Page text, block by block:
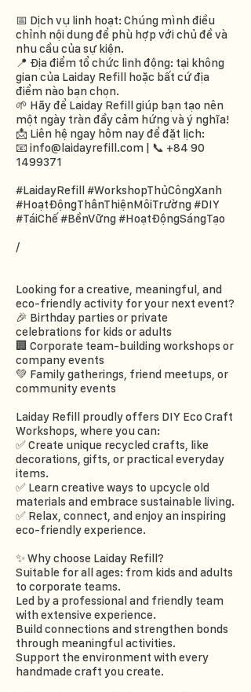
📅 Dịch vụ linh hoạt: Chúng mình điều
chỉnh nội dung để phù hợp với chủ đề và
nhu cầu của sự kiện.
📍 Địa điểm tổ chức linh động: tại không
gian của Laiday Refill hoặc bất cứ địa
điểm nào bạn chọn.
🌱 Hãy để Laiday Refill giúp bạn tạo nên
một ngày tràn đầy cảm hứng và ý nghĩa!
📩 Liên hệ ngay hôm nay để đặt lịch:
📧 info@laidayrefill.com | 📞 +84 90
1499371
#LaidayRefill #WorkshopThủCôngXanh
#HoạtĐộngThânThiệnMôiTrường #DIY
#TáiChế #BềnVững #HoạtĐộngSángTạo
/
Looking for a creative, meaningful, and
eco-friendly activity for your next event?
🎉 Birthday parties or private
celebrations for kids or adults
🏢 Corporate team-building workshops or
company events
💚 Family gatherings, friend meetups, or
community events
Laiday Refill proudly offers DIY Eco Craft
Workshops, where you can:
✅ Create unique recycled crafts, like
decorations, gifts, or practical everyday
items.
✅ Learn creative ways to upcycle old
materials and embrace sustainable living.
✅ Relax, connect, and enjoy an inspiring
eco-friendly experience.
✨ Why choose Laiday Refill?
Suitable for all ages: from kids and adults
to corporate teams.
Led by a professional and friendly team
with extensive experience.
Build connections and strengthen bonds
through meaningful activities.
Support the environment with every
handmade craft you create.